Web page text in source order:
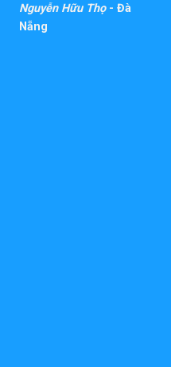
Nguyễn Hữu Thọ- Đà
Nẵng